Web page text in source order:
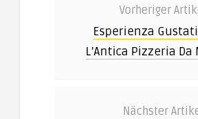
Vorheriger
Esperienza
L’Antica Pizzeria
Nächster